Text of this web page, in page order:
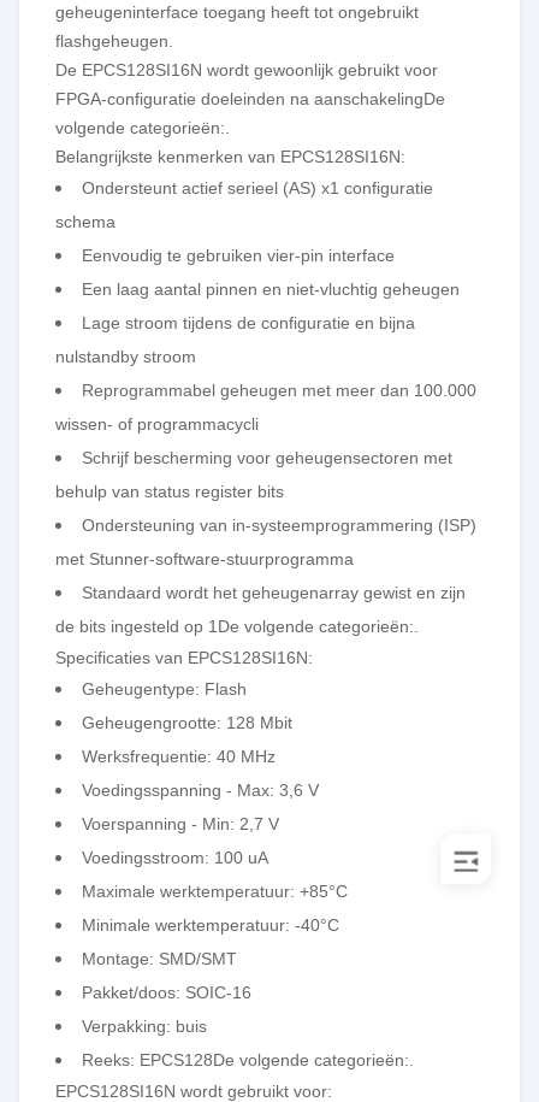
geheugeninterface toegang heeft tot ongebruikt
flashgeheugen.
De EPCS128SI16N wordt gewoonlijk gebruikt voor
FPGA-configuratie doeleinden na aanschakelingDe
volgende categorieën:
Belangrijkste kenmerken van EPCS128SI16N:
Ondersteunt actief serieel (AS) x1 configuratie
schema
Eenvoudig te gebruiken vier-pin interface
Een laag aantal pinnen en niet-vluchtig geheugen
Lage stroom tijdens de configuratie en bijna
nulstandby stroom
Reprogrammabel geheugen met meer dan 100.000
wissen- of programmacycli
Schrijf bescherming voor geheugensectoren met
behulp van status register bits
Ondersteuning van in-systeemprogrammering (ISP)
met Stunner-software-stuurprogramma
Standaard wordt het geheugenarray gewist en zijn
de bits ingesteld op 1 De volgende categorieën:
Specificaties van EPCS128SI16N:
Geheugentype: Flash
Geheugengrootte: 128 Mbit
Werksfrequentie: 40 MHz
Voedingsspanning - Max: 3,6 V
Voerspanning - Min: 2,7 V
Voedingsstroom: 100 uA
Maximale werktemperatuur: +85°C
Minimale werktemperatuur: -40°C
Montage: SMD/SMT
Pakket/doos: SOIC-16
Verpakking: buis
Reeks: EPCS128De volgende categorieën:
EPCS128SI16N wordt gebruikt voor: